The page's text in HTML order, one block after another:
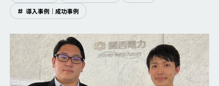
# 導入事例｜成功事例